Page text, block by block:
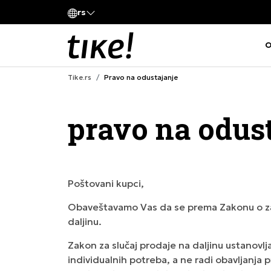
rs
o promeni naziva kompanije
Tike.rs Pravo na odustajanje
pravo na
Poštovani kupci,
Obaveštavamo Vas da se prema Zakonu
daljinu.
Zakon za slučaj prodaje na daljinu
individualnih potreba, a ne radi obavljanja